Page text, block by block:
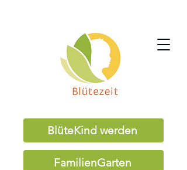
BlüteKind werden
FamilienGarten